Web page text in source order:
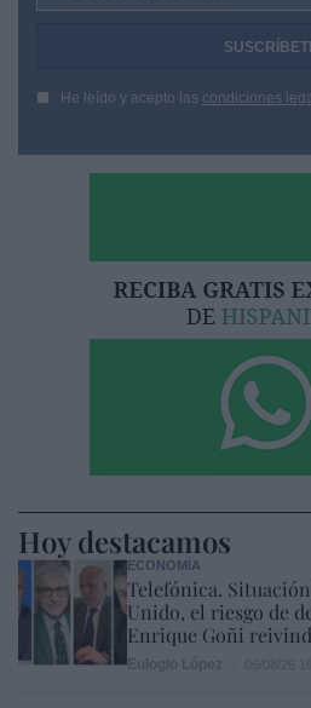
He leído y acepto las condiciones
Hoy destacamos
ECONOMÍA
Telefónica.
Unido, el riesgo de
Enrique Goñi